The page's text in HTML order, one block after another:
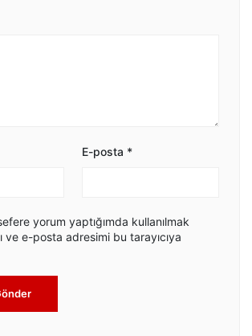
E-posta *
yorum yaptığımda kullanılmak
ve e-posta adresimi bu tarayıcıya